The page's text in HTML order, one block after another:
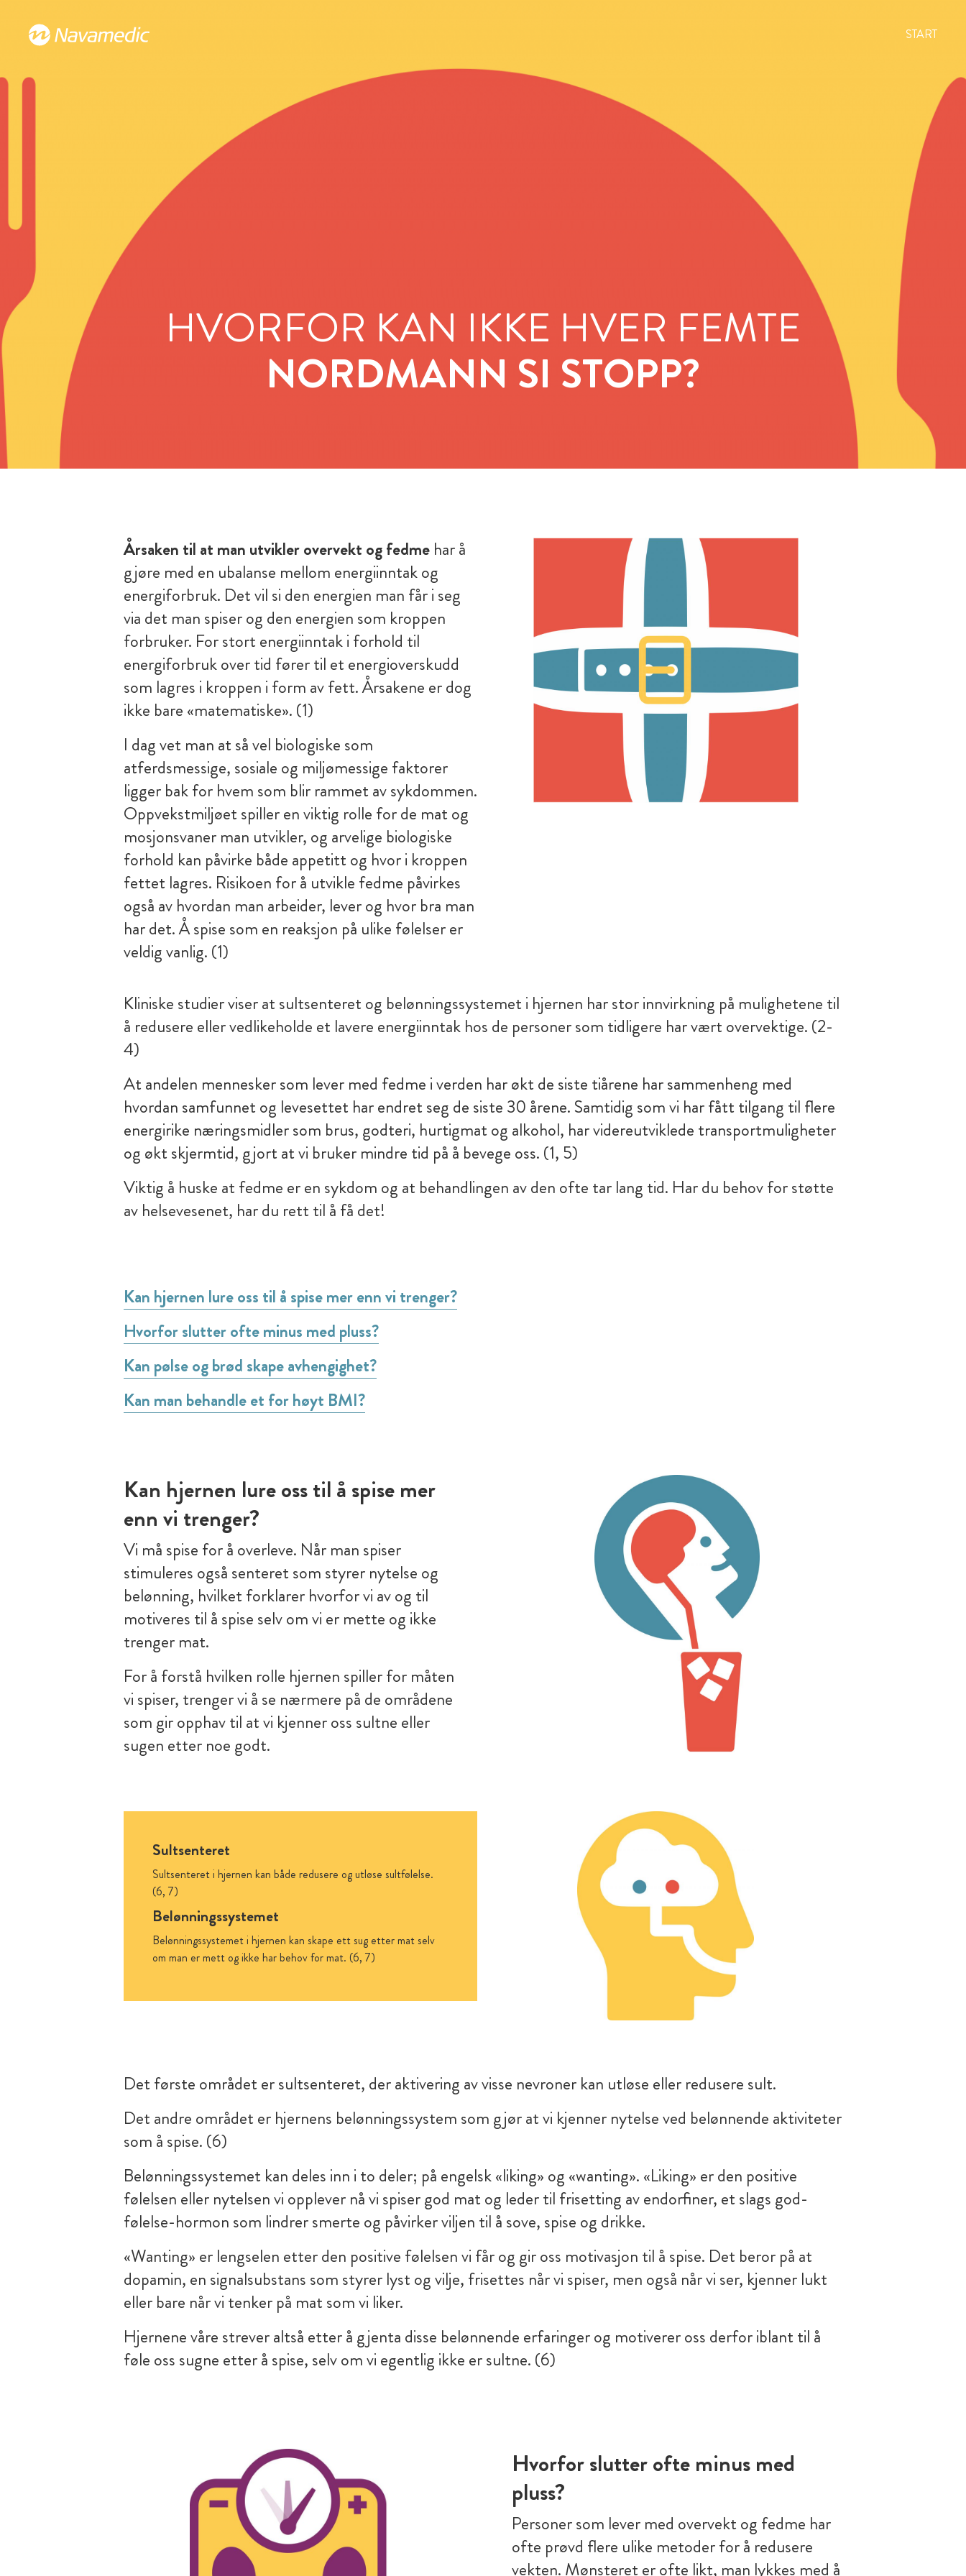
Navamedic START
HVORFOR KAN IKKE HVER FEMTE
NORDMANN SI STOPP?
Årsaken til at man utvikler overvekt og fedme har å
gjøre med en ubalanse mellom energiinntak og
energiforbruk. Det vil si den energien man får i seg
via det man spiser og den energien som kroppen
forbruker. For stort energiinntak i forhold til
energiforbruk over tid fører til et energioverskudd
som lagres i kroppen i form av fett. Årsakene er dog
ikke bare «matematiske». (1)
I dag vet man at så vel biologiske som
atferdsmessige, sosiale og miljømessige faktorer
ligger bak for hvem som blir rammet av sykdommen.
Oppvekstmiljøet spiller en viktig rolle for de mat og
mosjonsvaner man utvikler, og arvelige biologiske
forhold kan påvirke både appetitt og hvor i kroppen
fettet lagres. Risikoen for å utvikle fedme påvirkes
også av hvordan man arbeider, lever og hvor bra man
har det. Å spise som en reaksjon på ulike følelser er
veldig vanlig. (1)
Kliniske studier viser at sultsenteret og belønningssystemet i hjernen har stor innvirkning på mulighetene til
å redusere eller vedlikeholde et lavere energiinntak hos de personer som tidligere har vært overvektige. (2-
4)
At andelen mennesker som lever med fedme i verden har økt de siste tiårene har sammenheng med
hvordan samfunnet og levesettet har endret seg de siste 30 årene. Samtidig som vi har fått tilgang til flere
energirike næringsmidler som brus, godteri, hurtigmat og alkohol, har videreutviklede transportmuligheter
og økt skjermtid, gjort at vi bruker mindre tid på å bevege oss. (1, 5)
Viktig å huske at fedme er en sykdom og at behandlingen av den ofte tar lang tid. Har du behov for støtte
av helsevesenet, har du rett til å få det!
Kan hjernen lure oss til å spise mer enn vi trenger?
Hvorfor slutter ofte minus med pluss?
Kan pølse og brød skape avhengighet?
Kan man behandle et for høyt BMI?
Kan hjernen lure oss til å spise mer
enn vi trenger?
Vi må spise for å overleve. Når man spiser
stimuleres også senteret som styrer nytelse og
belønning, hvilket forklarer hvorfor vi av og til
motiveres til å spise selv om vi er mette og ikke
trenger mat.
For å forstå hvilken rolle hjernen spiller for måten
vi spiser, trenger vi å se nærmere på de områdene
som gir opphav til at vi kjenner oss sultne eller
sugen etter noe godt.
Sultsenteret
Sultsenteret i hjernen kan både redusere og utløse sultfølelse.
(6, 7)
Belønningssystemet
Belønningssystemet i hjernen kan skape ett sug etter mat selv
om man er mett og ikke har behov for mat. (6, 7)
Det første området er sultsenteret, der aktivering av visse nevroner kan utløse eller redusere sult.
Det andre området er hjernens belønningssystem som gjør at vi kjenner nytelse ved belønnende aktiviteter
som å spise. (6)
Belønningssystemet kan deles inn i to deler; på engelsk «liking» og «wanting». «Liking» er den positive
følelsen eller nytelsen vi opplever nå vi spiser god mat og leder til frisetting av endorfiner, et slags god-
følelse-hormon som lindrer smerte og påvirker viljen til å sove, spise og drikke.
«Wanting» er lengselen etter den positive følelsen vi får og gir oss motivasjon til å spise. Det beror på at
dopamin, en signalsubstans som styrer lyst og vilje, frisettes når vi spiser, men også når vi ser, kjenner lukt
eller bare når vi tenker på mat som vi liker.
Hjernene våre strever altså etter å gjenta disse belønnende erfaringer og motiverer oss derfor iblant til å
føle oss sugne etter å spise, selv om vi egentlig ikke er sultne. (6)
Hvorfor slutter ofte minus med
pluss?
Personer som lever med overvekt og fedme har
ofte prøvd flere ulike metoder for å redusere
vekten. Mønsteret er ofte likt, man lykkes med å